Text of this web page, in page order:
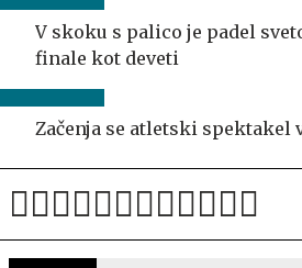
V skoku s palico je padel
finale kot deveti
Začenja se atletski spektakel